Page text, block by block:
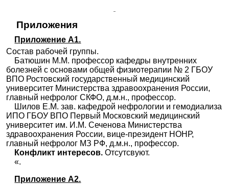
Приложения
Приложение А1.
Состав рабочей группы.
Батюшин М.М. профессор кафедры внутренних
болезней с основами общей физиотерапии № 2 ГБОУ
ВПО Ростовский государственный медицинский
университет Министерства здравоохранения России,
главный нефролог СКФО, д.м.н., профессор.
Шилов Е.М. зав. кафедрой нефрологии и гемодиализа
ИПО ГБОУ ВПО Первый Московский медицинский
университет им. И.М. Сеченова Министерства
здравоохранения России, вице-президент НОНР,
главный нефролог МЗ РФ, д.м.н., профессор.
Конфликт интересов.Отсутсвуют.
«.
Приложение А2.